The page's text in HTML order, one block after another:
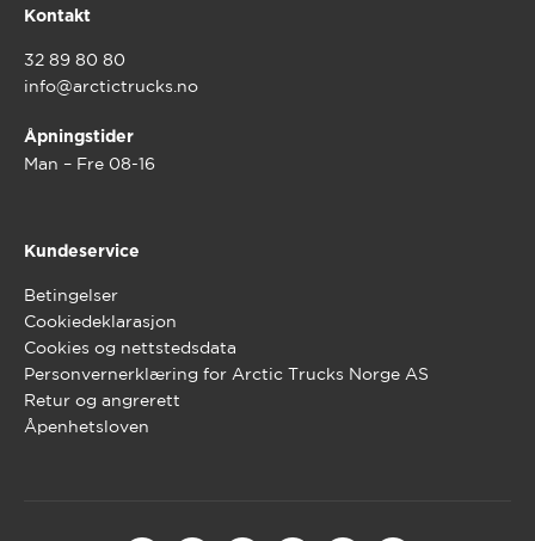
Kontakt
32 89 80 80
info@arctictrucks.no
Åpningstider
Man – Fre 08-16
Kundeservice
Betingelser
Cookiedeklarasjon
Cookies og nettstedsdata
Personvernerklæring for Arctic Trucks Norge AS
Retur og angrerett
Åpenhetsloven